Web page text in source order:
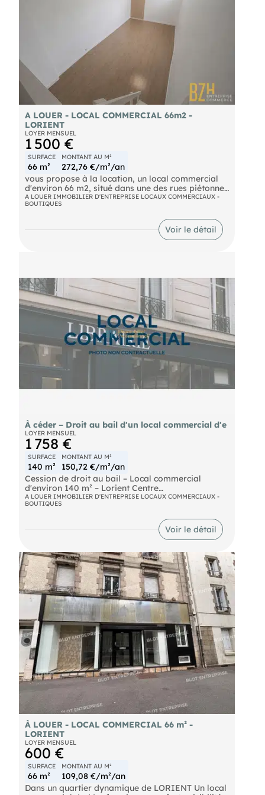
Environnement commercial attractif avec
commerces, services, restauration et flux piétons.
Idéal commerce, showroom, agence ou activité de
Les informations sur les risques naturels, miniers,
ou technologiques, auxquels ces biens sont
exposés, sont disponibles sur le site
A LOUER - LOCAL COMMERCIAL 66m2 -
LORIENT
LOYER MENSUEL
1 500 €
SURFACE
66 m²
MONTANT AU M²
272,76 €/m²/an
vous propose à la location, un local commercial
d'environ 66 m2, situé dans une des rues piétonnes
les plus fréquentées de Lorient, composé d'une
surface commerciale de 54 m2, d'une mezzanine
d'environ 12 m2 avec un sanitaire et lave main.
Toutes activités acceptées sauf cuisson. Ref : 8010
A LOUER IMMOBILIER D'ENTREPRISE LOCAUX COMMERCIAUX -
BOUTIQUES
Voir le détail
À céder – Droit au bail d'un local commercial d'e
LOYER MENSUEL
1 758 €
SURFACE
140 m²
MONTANT AU M²
150,72 €/m²/an
Cession de droit au bail – Local commercial
d'environ 140 m² – Lorient Centre
À céder, droit au bail d'un local commercial
d'environ 140 m², situé au cœur d'un secteur
Environ 65 m² de cave + réserve
Conforme ERP & PMR
Belle visibilité
Environnement commerçant dynamique
Prix de cession : 60 120 € HT honoraires inclus
Une excellente opportunité pour développer votre
commerce dans un emplacement stratégique.
Les informations sur les risques naturels, miniers,
ou technologiques, auxquels ces biens sont
exposés, sont disponibles sur le site
A LOUER IMMOBILIER D'ENTREPRISE LOCAUX COMMERCIAUX -
BOUTIQUES
Voir le détail
À LOUER - LOCAL COMMERCIAL 66 m² -
LORIENT
LOYER MENSUEL
600 €
SURFACE
66 m²
MONTANT AU M²
109,08 €/m²/an
Dans un quartier dynamique de LORIENT Un local